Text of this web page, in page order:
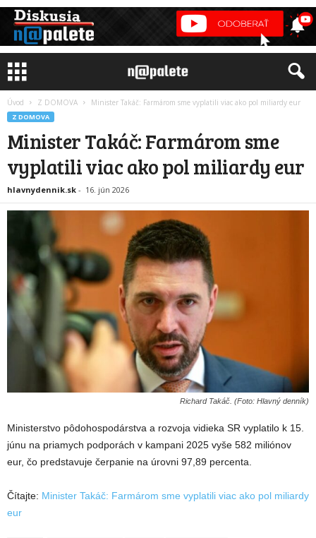
Úvod Z DOMOVA Minister Takáč: Farmárom sme vyplatili viac ako pol miliardy eur
Z DOMOVA
Minister Takáč: Farmárom sme
vyplatili viac ako pol miliardy eur
hlavnydennik.sk - 16. jún 2026
Richard Takáč. (Foto: Hlavný denník)
Ministerstvo pôdohospodárstva a rozvoja vidieka SR vyplatilo k 15.
júnu na priamych podporách v kampani 2025 vyše 582 miliónov
eur, čo predstavuje čerpanie na úrovni 97,89 percenta.
Čítajte: Minister Takáč: Farmárom sme vyplatili viac ako pol miliardy
eur